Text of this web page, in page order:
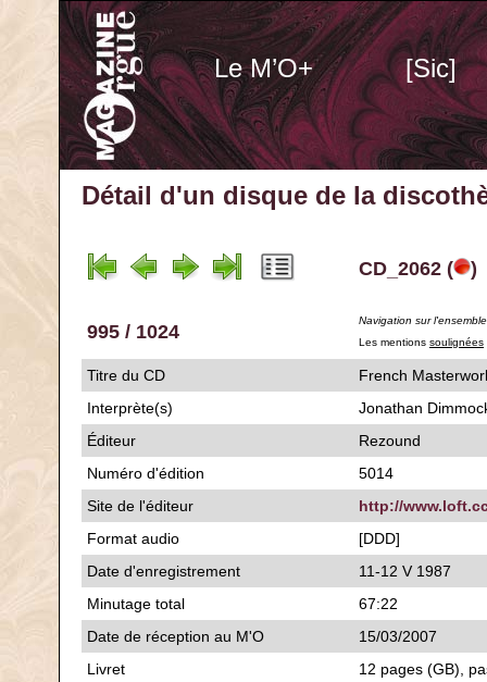
Le M’O+ [Sic]
Détail d'un disque de la
CD_2062 ( )
995 / 1024
Navigation sur
Les mentions soulignées
Titre du CD
French
Interprète(s)
Jonathan
Éditeur
Rezound
Numéro d'édition
5014
Site de l'éditeur
http://
Format audio
[DDD]
Date d'enregistrement
11-12 V 1987
Minutage total
67:22
Date de réception au M'O
15/03/2007
Livret
12 pages (GB),